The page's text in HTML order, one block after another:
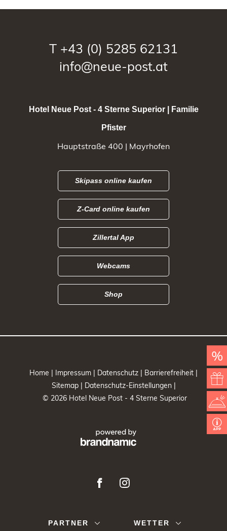
Herzlicher Willkommensgruß im Zimmer
Badetasche mit Bademantel & Slipper
Keine Anzahlung bei Onlinebuchung über unsere Webseite
BUCHEN
%
Skipass online kaufen
Z-Card online kaufen
Zillertal App
Webcams
Shop
T +43 (0) 5285 62131
info@neue-post.at
Hotel Neue Post - 4 Sterne Superior | Familie
Pfister
Hauptstraße 400 | Mayrhofen
© 2026 Hotel Neue Post - 4 Sterne Superior
Home | Impressum | Datenschutz | Barrierefreiheit |
Sitemap | Datenschutz-Einstellungen |
PARTNER WETTER